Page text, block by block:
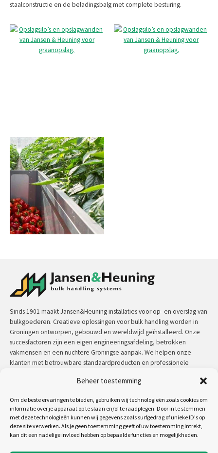
Beheer toestemming
Om de beste ervaringen te bieden, gebruiken wij technologieën zoals cookies om
informatie over je apparaat op te slaan en/of te raadplegen. Door in te stemmen
met deze technologieën kunnen wij gegevens zoals surfgedrag of unieke ID's op
deze site verwerken. Als je geen toestemming geeft of uw toestemming intrekt,
kan dit een nadelige invloed hebben op bepaalde functies en mogelijkheden.
staalconstructie en de beladingsbalg met complete besturing.
Sinds 1901 maakt Jansen&Heuning installaties voor op- en overslag van
bulkgoederen. Creatieve oplossingen voor bulk handling worden in
Groningen ontworpen, gebouwd en wereldwijd geïnstalleerd. Onze
succesfactoren zijn een eigen engineeringsafdeling, betrokken
vakmensen en een nuchtere Groningse aanpak. We helpen onze
klanten met betrouwbare standaardproducten en professionele
lees meer